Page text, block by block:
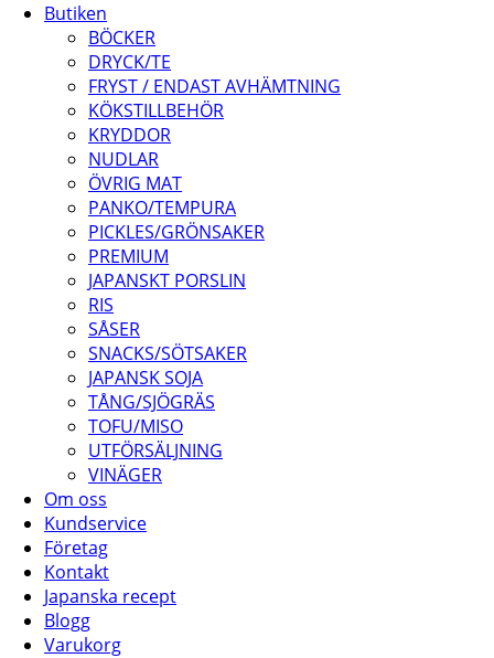
Butiken
BÖCKER
DRYCK/TE
FRYST / ENDAST AVHÄMTNING
KÖKSTILLBEHÖR
KRYDDOR
NUDLAR
ÖVRIG MAT
PANKO/TEMPURA
PICKLES/GRÖNSAKER
PREMIUM
JAPANSKT PORSLIN
RIS
SÅSER
SNACKS/SÖTSAKER
JAPANSK SOJA
TÅNG/SJÖGRÄS
TOFU/MISO
UTFÖRSÄLJNING
VINÄGER
Om oss
Kundservice
Företag
Kontakt
Japanska recept
Blogg
Varukorg